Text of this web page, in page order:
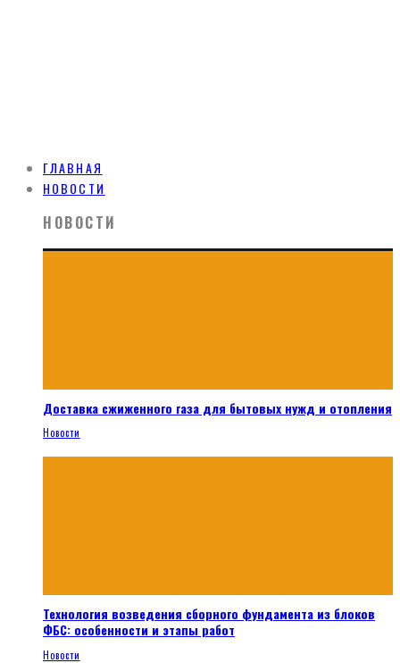
ГЛАВНАЯ
НОВОСТИ
НОВОСТИ
Доставка сжиженного газа для бытовых нужд и отопления
Новости
Технология возведения сборного фундамента из блоков
ФБС: особенности и этапы работ
Новости